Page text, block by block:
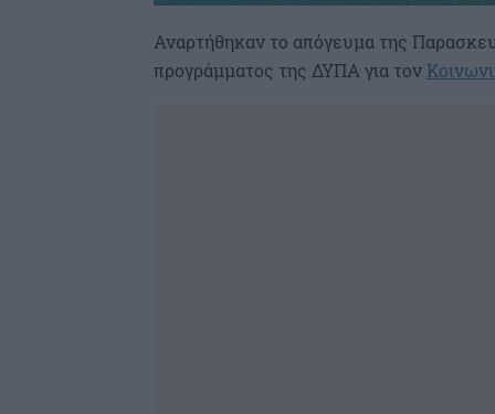
Αναρτήθηκαν το απόγευμα της
προγράμματος της ΔΥΠΑ για τον